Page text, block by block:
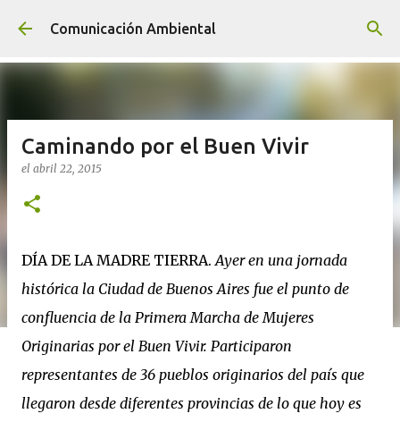
Ir al contenido principal
Comunicación Ambiental
Caminando por el Buen Vivir
el abril 22, 2015
DÍA DE LA MADRE TIERRA. Ayer en una jornada
histórica la Ciudad de Buenos Aires fue el punto de
confluencia de la Primera Marcha de Mujeres
Originarias por el Buen Vivir. Participaron
representantes de 36 pueblos originarios del país que
llegaron desde diferentes provincias de lo que hoy es